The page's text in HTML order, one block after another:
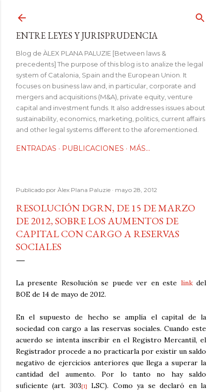
ENTRE LEYES Y JURISPRUDENCIA
Blog de ÀLEX PLANA PALUZIE [Between laws &
precedents] The purpose of this blog is to analize the legal
system of Catalonia, Spain and the European Union. It
focuses on business law and, in particular, corporate and
mergers and acquisitions (M&A), private equity, venture
capital and investment funds. It also addresses issues about
sustainability, economics, marketing, politics, current affairs
and other legal systems different to the aforementioned.
ENTRADAS PUBLICACIONES MÁS…
Publicado por Àlex Plana Paluzie mayo 28, 2012
RESOLUCIÓN DGRN, DE 15 DE MARZO
DE 2012, SOBRE LOS AUMENTOS DE
CAPITAL CON CARGO A RESERVAS
SOCIALES
La presente Resolución se puede ver en este linkdel
BOE de 14 de mayo de 2012.
En el supuesto de hecho se amplía el capital de la
sociedad con cargo a las reservas sociales. Cuando este
acuerdo se intenta inscribir en el Registro Mercantil, el
Registrador procede a no practicarla por existir un saldo
negativo de ejercicios anteriores que llega a superar la
cantidad del aumento. Por lo tanto no hay saldo
suficiente (art. 303[1]
LSC). Como ya se declaró en la